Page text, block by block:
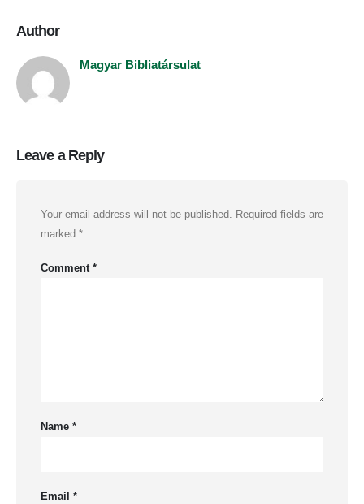
Author
Magyar Bibliatársulat
Leave a Reply
Your email address will not be published.
Required fields are
marked *
Comment *
Name *
Email *